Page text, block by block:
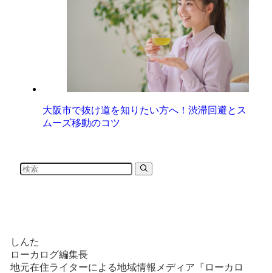
大阪市で抜け道を知りたい方へ！渋滞回避とス
ムーズ移動のコツ
しんた
ローカログ編集長
地元在住ライターによる地域情報メディア『ローカロ